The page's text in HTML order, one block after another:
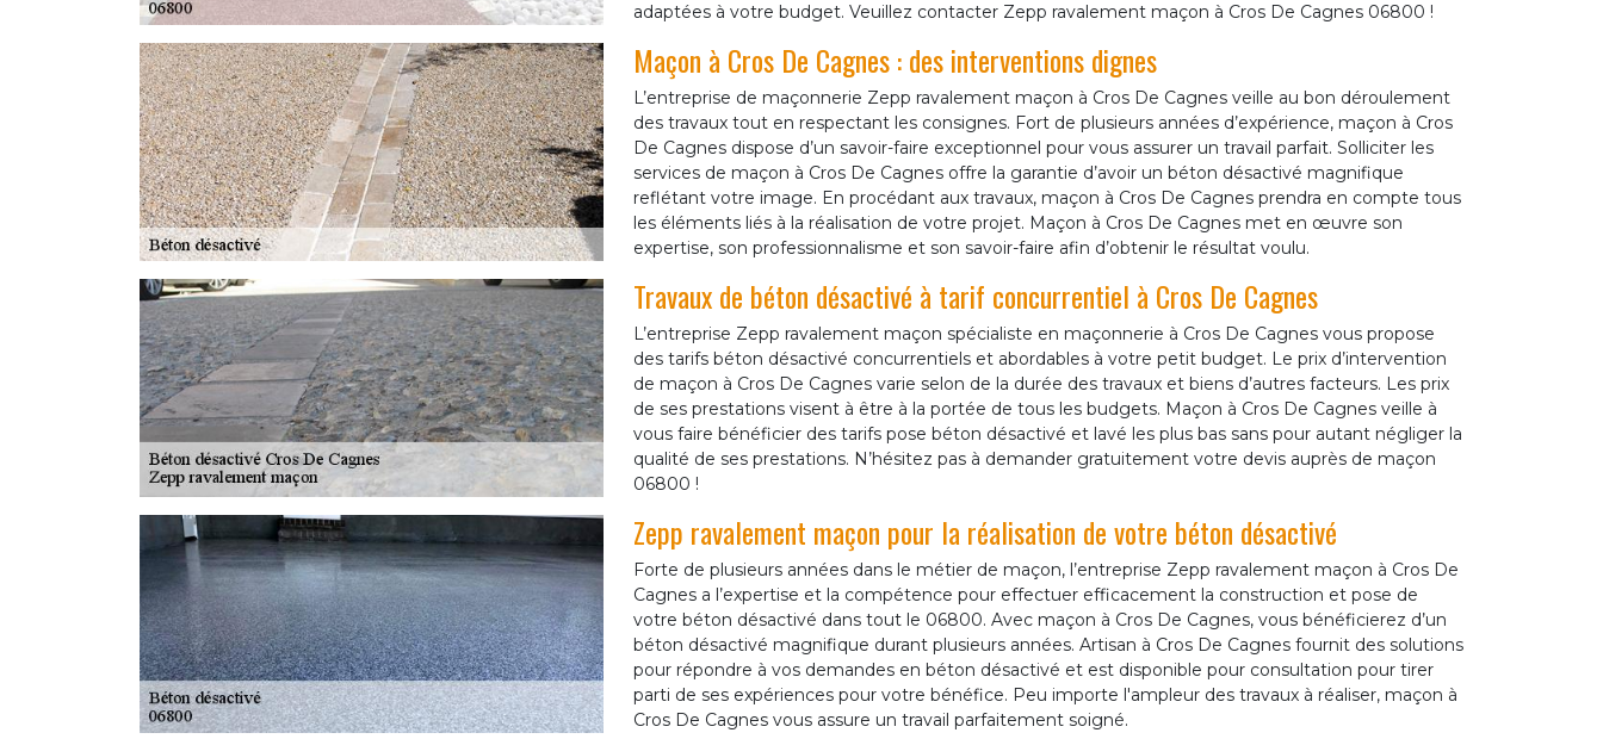
adaptées à votre budget. Veuillez contacter Zepp ravalement maçon à Cros De Cagnes 06800 !
Maçon à Cros De Cagnes : des interventions dignes
L’entreprise de maçonnerie Zepp ravalement maçon à Cros De Cagnes veille au bon déroulement
des travaux tout en respectant les consignes. Fort de plusieurs années d’expérience, maçon à Cros
De Cagnes dispose d’un savoir-faire exceptionnel pour vous assurer un travail parfait. Solliciter les
services de maçon à Cros De Cagnes offre la garantie d’avoir un béton désactivé magnifique
reflétant votre image. En procédant aux travaux, maçon à Cros De Cagnes prendra en compte tous
les éléments liés à la réalisation de votre projet. Maçon à Cros De Cagnes met en œuvre son
expertise, son professionnalisme et son savoir-faire afin d’obtenir le résultat voulu.
Travaux de béton désactivé à tarif concurrentiel à Cros De Cagnes
L’entreprise Zepp ravalement maçon spécialiste en maçonnerie à Cros De Cagnes vous propose
des tarifs béton désactivé concurrentiels et abordables à votre petit budget. Le prix d’intervention
de maçon à Cros De Cagnes varie selon de la durée des travaux et biens d’autres facteurs. Les prix
de ses prestations visent à être à la portée de tous les budgets. Maçon à Cros De Cagnes veille à
vous faire bénéficier des tarifs pose béton désactivé et lavé les plus bas sans pour autant négliger la
qualité de ses prestations. N’hésitez pas à demander gratuitement votre devis auprès de maçon
06800 !
Zepp ravalement maçon pour la réalisation de votre béton désactivé
Forte de plusieurs années dans le métier de maçon, l’entreprise Zepp ravalement maçon à Cros De
Cagnes a l’expertise et la compétence pour effectuer efficacement la construction et pose de
votre béton désactivé dans tout le 06800. Avec maçon à Cros De Cagnes, vous bénéficierez d’un
béton désactivé magnifique durant plusieurs années. Artisan à Cros De Cagnes fournit des solutions
pour répondre à vos demandes en béton désactivé et est disponible pour consultation pour tirer
parti de ses expériences pour votre bénéfice. Peu importe l'ampleur des travaux à réaliser, maçon à
Cros De Cagnes vous assure un travail parfaitement soigné.